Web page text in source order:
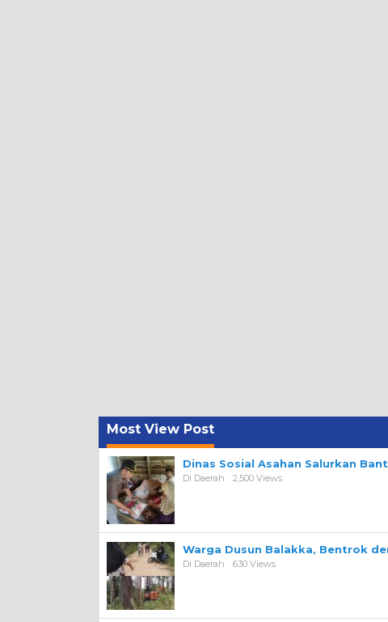
Most View Post
Dinas Sosial Asahan Salurkan
Di Daerah 2,500 Views
Warga Dusun Balakka, Bentrok
Di Daerah 630 Views